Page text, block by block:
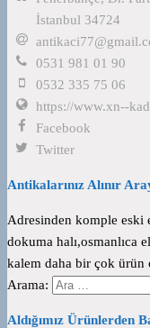
İstanbul 34724
0531 981 01 90
0532 335 75 06
https://www.xn--
Facebook
Twitter
Antikalarınız Alınır
Adresinden komple eski
dokuma halı,osmanlıca
kalem daha bir çok
Arama:
Aldığımız Ürünlerden